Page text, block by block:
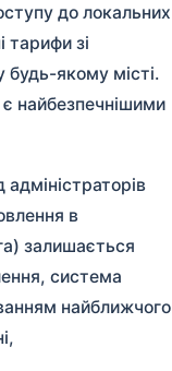
до локальних
тарифи зі
будь-якому місті.
найбезпечнішими
в
залишається
система
найближчого